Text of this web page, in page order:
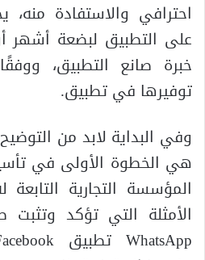
احترافي والاستفادة
على التطبيق لبضعة أشهر
خبرة صانع التطبيق،
توفيرها في تطبيق.
وفي البداية لابد من
هي الخطوة الأولى في
المؤسسة التجارية
الأمثلة التي تؤكد